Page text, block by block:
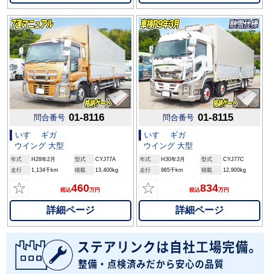
問合番号 01-8116
いすゞ ギガ
ウイング 大型
年式 H28年2月 型式
CYJ77A
走行
1,134千km 積載 13,400kg
☆ 税込460万円
詳細ページ
問合番号 01-8115
いすゞ ギガ
ウイング 大型
年式 H30年3月 型式
CYJ77C
走行
965千km 積載 12,900kg
☆ 税込834万円
詳細ページ